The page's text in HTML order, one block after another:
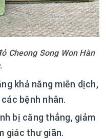
Cheong Song Won Hàn
khả năng miễn dịch,
bệnh nhân.
bị căng thẳng, giảm
giác thư giãn.